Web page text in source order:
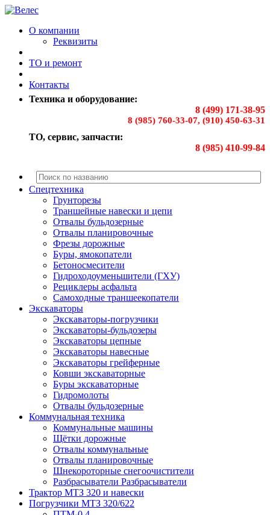
О компании
Реквизиты
ТО и ремонт
Контакты
Техника и оборудование:
8 (499) 171-38-95
8 (985) 760-33-07, (910) 450-63-31
ТО, сервис, запчасти:
8 (985) 410-99-84
Спецтехника
Грунторезы
Траншейные навески и цепи
Отвалы бульдозерные
Отвалы планировочные
Фрезы дорожные
Буры, ямокопатели
Бетоносмесители
Гидроходоуменьшители (ГХУ)
Рециклеры асфальта
Самоходные траншеекопатели
Экскаваторы
Экскаваторы-погрузчики
Экскаваторы-бульдозеры
Экскаваторы цепные
Экскаваторы навесные
Экскаваторы грейферные
Ковши экскаваторные
Буры экскаваторные
Гидромолоты
Отвалы бульдозерные
Коммунальная техника
Коммунальные машины
Щётки дорожные
Отвалы коммунальные
Отвалы планировочные
Шнекороторные снегоочистители
Разбрасыватели Разбрасыватели
Трактор МТЗ 320 и навески
Погрузчики МТЗ 320/622